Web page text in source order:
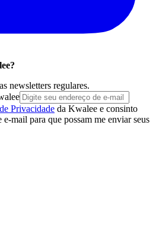
newsletters regulares.
Privacidade da Kwalee e consinto
mail para que possam me enviar seus